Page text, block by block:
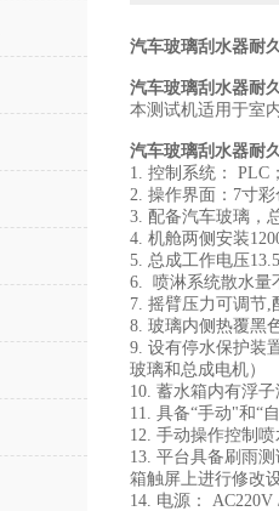
汽车玻璃刮水器耐
汽车玻璃刮水器耐
本测试机适用于室
汽车玻璃刮水器耐
1. 控制系统： PLC
2. 操作界面：7寸
3. 配备汽车玻璃，
4. 机舱两侧安装
5. 总成工作电压
6. 喷淋系统散水量
7. 摇臂压力可调节,
8. 玻璃内侧热覆黑
9. 设有停水保护装
玻璃和总成电机）
10. 蓄水箱内有浮
11. 具备“手动"和“
12. 手动操作控制
13. 平台具备刷雨
箱触屏上进行修改
14. 电源：